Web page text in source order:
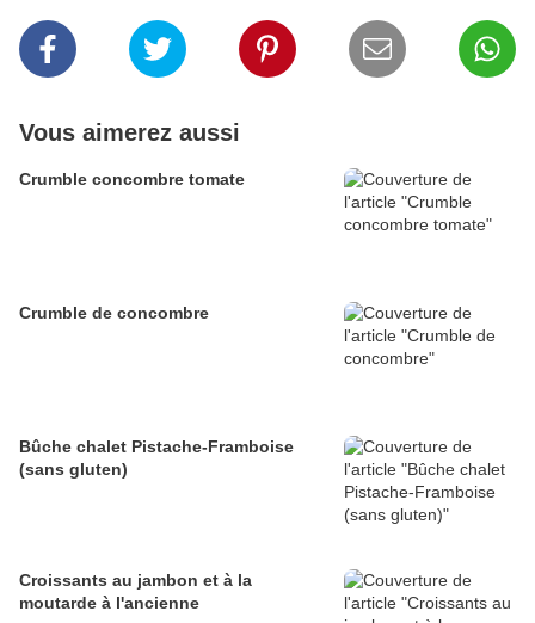
Vous aimerez aussi
Crumble concombre tomate
Crumble de concombre
Bûche chalet Pistache-Framboise
(sans gluten)
Croissants au jambon et à la
moutarde à l'ancienne